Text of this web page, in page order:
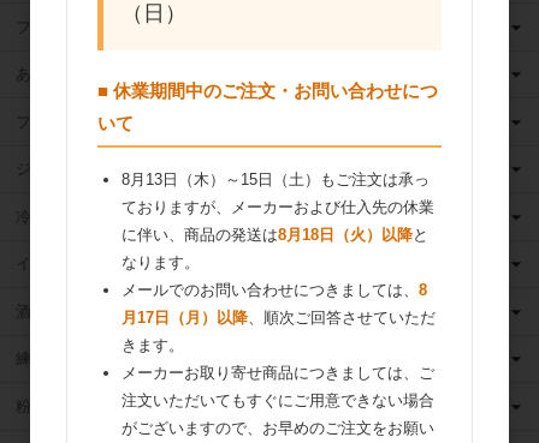
フィリング
あんこ
フルーツ（果物）缶詰
ジャム
冷凍フルーツ
イースト・酵母
酒類
練乳
粉 乳
（日）
■ 休業期間中のご注文・お問い合わせにつ
いて
8月13日（木）～15日（土）もご注文は承っ
ておりますが、メーカーおよび仕入先の休業
に伴い、商品の発送は8月18日（火）以降と
なります。
メールでのお問い合わせにつきましては、 8
月17日（月）以降、順次ご回答させていただ
きます。
メーカーお取り寄せ商品につきましては、ご
注文いただいてもすぐにご用意できない場合
がございますので、お早めのご注文をお願い